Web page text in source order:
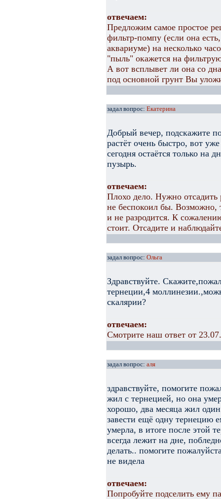
отвечаем:
Предложим самое простое
фильтр-помпу (если она
аквариуме) на несколько
"пыль" окажется на
А вот всплывет ли она со
под основной грунт Вы
задал вопрос: Екатерина
Добрый вечер, подскажите
растёт очень быстро, вот
сегодня остаётся только на
пузырь.
отвечаем:
Плохо дело. Нужно отсадить
не беспокоил бы. Возможно,
и не разродится. К
стоит. Отсадите и
задал вопрос: Ольга
Здравствуйте.
тернеции,4
скалярии?
отвечаем:
Смотрите наш ответ от
задал вопрос: аля
здравствуйте, помогите
жил с тернецией, но она
хорошо, два месяца жил
завести ещё одну тернецию
умерла, в итоге после этой
всегда лежит на дне,
делать.. помогите
не видела
отвечаем:
Попробуйте подселить ему